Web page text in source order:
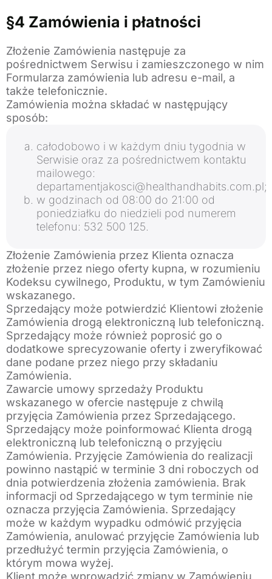
§4 Zamówienia i płatności
Złożenie Zamówienia następuje za
pośrednictwem Serwisu i zamieszczonego w nim
Formularza zamówienia lub adresu e-mail, a
także telefonicznie.
Zamówienia można składać w następujący
sposób:
całodobowo i w każdym dniu tygodnia w
Serwisie oraz za pośrednictwem kontaktu
mailowego:
departamentjakosci@healthandhabits.com.pl;
w godzinach od 08:00 do 21:00 od
poniedziałku do niedzieli pod numerem
telefonu: 532 500 125.
Złożenie Zamówienia przez Klienta oznacza
złożenie przez niego oferty kupna, w rozumieniu
Kodeksu cywilnego, Produktu, w tym Zamówieniu
wskazanego.
Sprzedający może potwierdzić Klientowi złożenie
Zamówienia drogą elektroniczną lub telefoniczną.
Sprzedający może również poprosić go o
dodatkowe sprecyzowanie oferty i zweryfikować
dane podane przez niego przy składaniu
Zamówienia.
Zawarcie umowy sprzedaży Produktu
wskazanego w ofercie następuje z chwilą
przyjęcia Zamówienia przez Sprzedającego.
Sprzedający może poinformować Klienta drogą
elektroniczną lub telefoniczną o przyjęciu
Zamówienia. Przyjęcie Zamówienia do realizacji
powinno nastąpić w terminie 3 dni roboczych od
dnia potwierdzenia złożenia zamówienia. Brak
informacji od Sprzedającego w tym terminie nie
oznacza przyjęcia Zamówienia. Sprzedający
może w każdym wypadku odmówić przyjęcia
Zamówienia, anulować przyjęcie Zamówienia lub
przedłużyć termin przyjęcia Zamówienia, o
którym mowa wyżej.
Klient może wprowadzić zmiany w Zamówieniu